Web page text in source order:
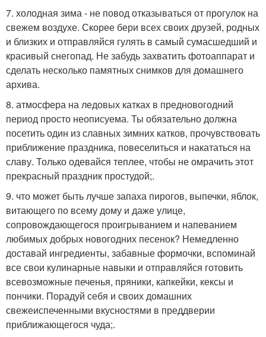
7. холодная зима - не повод отказываться от прогулок на
свежем воздухе. Скорее бери всех своих друзей, родных
и близких и отправляйся гулять в самый сумасшедший и
красивый снегопад. Не забудь захватить фотоаппарат и
сделать несколько памятных снимков для домашнего
архива.
8. атмосфера на ледовых катках в предновогодний
период просто неописуема. Ты обязательно должна
посетить один из славных зимних катков, прочувствовать
приближение праздника, повеселиться и накататься на
славу. Только одевайся теплее, чтобы не омрачить этот
прекрасный праздник простудой;.
9. что может быть лучше запаха пирогов, выпечки, яблок,
витающего по всему дому и даже улице,
сопровождающегося проигрыванием и напеванием
любимых добрых новогодних песенок? Немедленно
доставай ингредиенты, забавные формочки, вспоминай
все свои кулинарные навыки и отправляйся готовить
всевозможные печенья, пряники, капкейки, кексы и
пончики. Порадуй себя и своих домашних
свежеиспеченными вкусностями в преддверии
приближающегося чуда;.